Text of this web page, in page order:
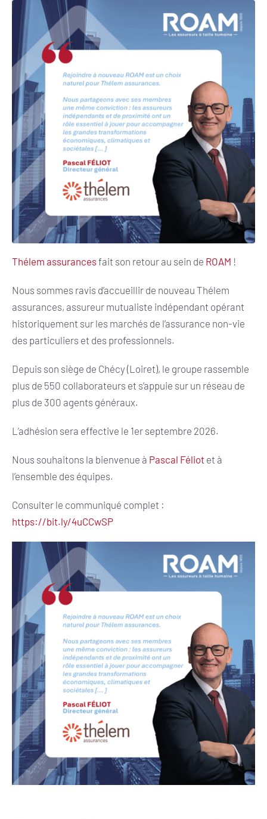
Thélem assurancesfait son retour au sein de ROAM !
Nous sommes ravis d’accueillir de nouveau Thélem
assurances, assureur mutualiste indépendant opérant
historiquement sur les marchés de l’assurance non-vie
des particuliers et des professionnels.
Depuis son siège de Chécy (Loiret), le groupe rassemble
plus de 550 collaborateurs et s’appuie sur un réseau de
plus de 300 agents généraux.
L’adhésion sera effective le 1er septembre 2026.
Nous souhaitons la bienvenue à Pascal Féliot et à
l’ensemble des équipes.
Consulter le communiqué complet :
https://bit.ly/4uCCwSP